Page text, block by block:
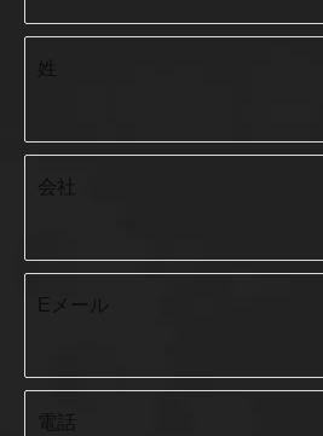
会社
Eメール